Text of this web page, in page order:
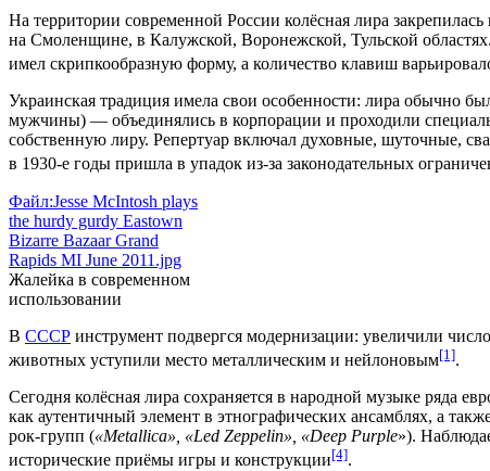
На территории современной России колёсная лира закрепилась
на Смоленщине, в Калужской, Воронежской, Тульской
имел скрипкообразную форму, а количество клавиш
Украинская традиция имела свои особенности: лира обычно
мужчины) — объединялись в корпорации и проходили
собственную лиру. Репертуар включал духовные, шуточные,
в 1930‑е годы пришла в упадок из‑за законодательных
Файл:Jesse McIntosh plays
the hurdy gurdy Eastown
Bizarre Bazaar Grand
Rapids MI June 2011.jpg
Жалейка в современном
использовании
В СССР инструмент подвергся модернизации: увеличили
животных уступили место металлическим и нейлоновым[1].
Сегодня колёсная лира сохраняется в народной музыке ряда
как аутентичный элемент в этнографических ансамблях, а
рок‑групп («Metallica», «Led Zeppelin», «Deep Purple»).
исторические приёмы игры и конструкции[4].